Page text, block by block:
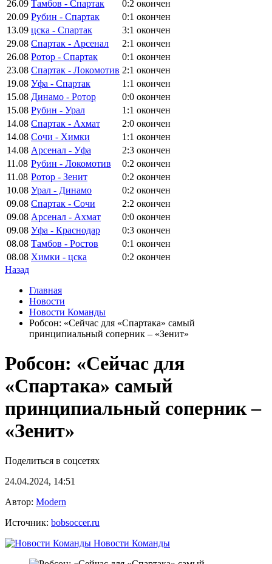
26.09 Тамбов - Спартак 0:2 окончен
20.09 Рубин - Спартак 0:1 окончен
13.09 цска - Спартак 3:1 окончен
29.08 Спартак - Арсенал 2:1 окончен
26.08 Ротор - Спартак 0:1 окончен
23.08 Спартак - Локомотив 2:1 окончен
19.08 Уфа - Спартак 1:1 окончен
15.08 Динамо - Ротор 0:0 окончен
15.08 Рубин - Урал 1:1 окончен
14.08 Спартак - Ахмат 2:0 окончен
14.08 Сочи - Химки 1:1 окончен
14.08 Арсенал - Уфа 2:3 окончен
11.08 Рубин - Локомотив 0:2 окончен
11.08 Ротор - Зенит 0:2 окончен
10.08 Урал - Динамо 0:2 окончен
09.08 Спартак - Сочи 2:2 окончен
09.08 Арсенал - Ахмат 0:0 окончен
09.08 Уфа - Краснодар 0:3 окончен
08.08 Тамбов - Ростов 0:1 окончен
08.08 Химки - цска 0:2 окончен
Назад
Главная
Новости
Новости Команды
Робсон: «Сейчас для «Спартака» самый
принципиальный соперник – «Зенит»
Робсон: «Сейчас для
«Спартака» самый
принципиальный соперник –
«Зенит»
Поделиться в соцсетях
24.04.2024, 14:51
Автор: Modern
Источник: bobsoccer.ru
Новости Команды